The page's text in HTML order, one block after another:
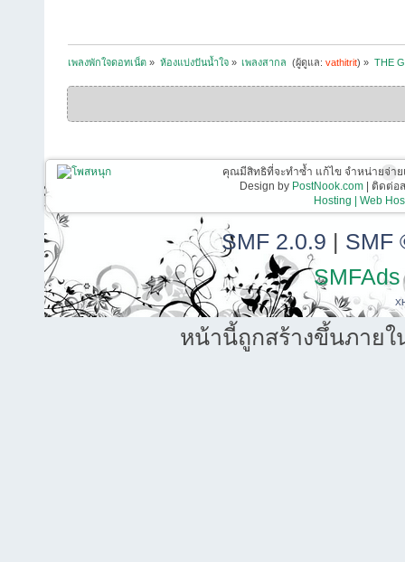
เพลงพักใจดอทเน็ต » ห้องแบ่งปันน้ำใจ» เพลงสากล (ผู้ดูแล:vathitrit) » THE
คุณมีสิทธิที่จะทำซ้ำ แก้ไข จำหน่ายจ่า
Design by PostNook.com| ติดต่อส
Hosting | Web
SMF 2.0.9 | SMF
SMFAds
หน้านี้ถูกสร้างขึ้นภายใ